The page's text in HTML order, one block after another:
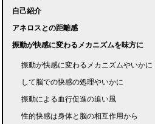
自己紹介
アネロスとの距離感
振動が快感に変わるメカニズムを味方に
振動が快感に変わるメカニズムやいかに
して脳での快感の処理やいかに
振動による血行促進の追い風
性的快感は身体と脳の相互作用から